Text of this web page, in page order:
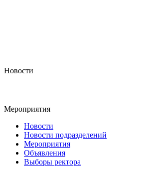
Новости
Мероприятия
Новости
Новости подразделений
Мероприятия
Объявления
Выборы ректора